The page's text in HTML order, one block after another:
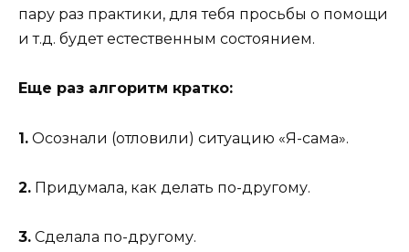
пару раз практики, для тебя просьбы о помощи
и т.д. будет естественным состоянием.
Еще раз алгоритм кратко:
1. Осознали (отловили) ситуацию «Я-сама».
2. Придумала, как делать по-другому.
3. Сделала по-другому.